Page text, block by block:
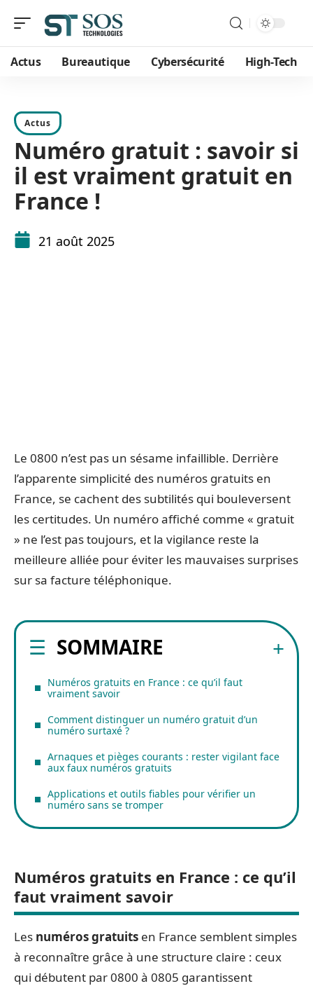
Actus Bureautique Cybersécurité High-Tech
Actus
Numéro gratuit : savoir si
il est vraiment gratuit en
France !
21 août 2025
Le 0800 n’est pas un sésame infaillible. Derrière
l’apparente simplicité des numéros gratuits en
France, se cachent des subtilités qui bouleversent
les certitudes. Un numéro affiché comme « gratuit
» ne l’est pas toujours, et la vigilance reste la
meilleure alliée pour éviter les mauvaises surprises
sur sa facture téléphonique.
SOMMAIRE
Numéros gratuits en France : ce qu’il faut
vraiment savoir
Comment distinguer un numéro gratuit d’un
numéro surtaxé ?
Arnaques et pièges courants : rester vigilant face
aux faux numéros gratuits
Applications et outils fiables pour vérifier un
numéro sans se tromper
Numéros gratuits en France : ce qu’il
faut vraiment savoir
Les numéros gratuits en France semblent simples
à reconnaître grâce à une structure claire : ceux
qui débutent par 0800 à 0805 garantissent